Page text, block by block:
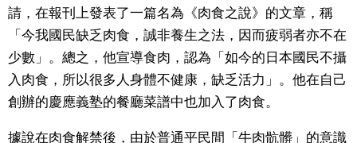
東京
編輯部通知
請，在報刊上發表了一篇名為《肉食之說》的文章，稱
「今我國民缺乏肉食，誠非養生之法，因而疲弱者亦不在
少數」。總之，他宣導食肉，認為「如今的日本國民不攝
入肉食，所以很多人身體不健康，缺乏活力」。他在自己
創辦的慶應義塾的餐廳菜譜中也加入了肉食。
據說在肉食解禁後，由於普通平民間「牛肉骯髒」的意識